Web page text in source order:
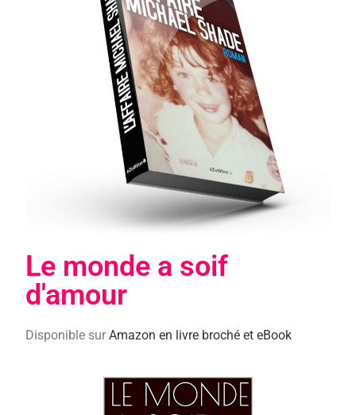
Le monde a soif
d'amour
Disponible surAmazon en livre broché et eBook